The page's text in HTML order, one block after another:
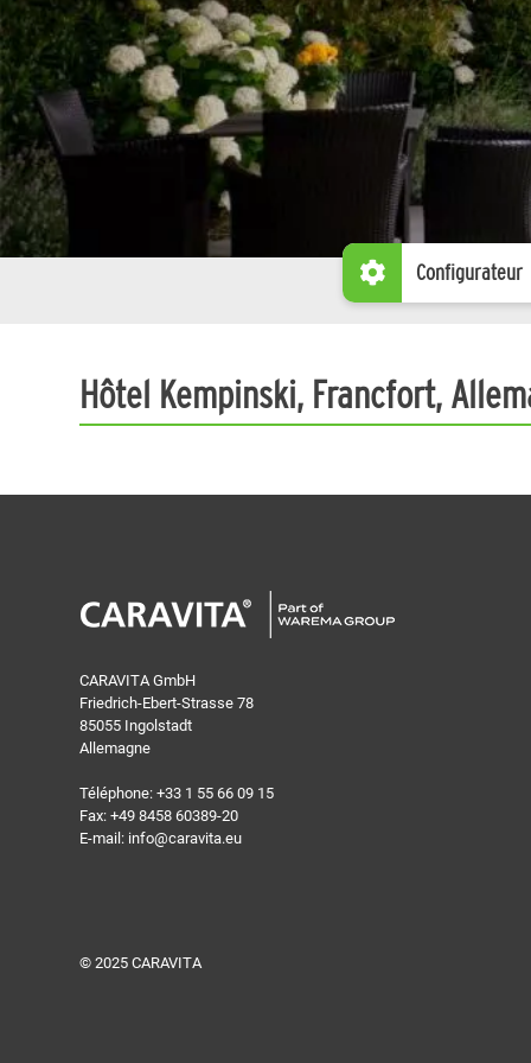
Configurateur
Hôtel Kempinski, Francfort,
CARAVITA GmbH
Friedrich-Ebert-Strasse 78
85055 Ingolstadt
Allemagne
Téléphone:+33 1 55 66 09 15
Fax: +49 8458 60389-20
E-mail: info@caravita.eu
© 2025 CARAVITA